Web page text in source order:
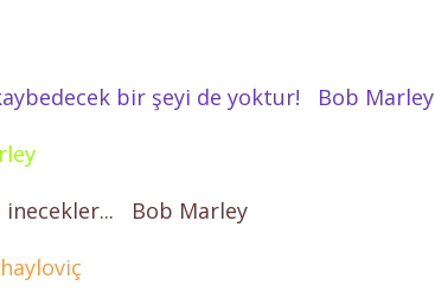
bir şeyi de yoktur! Bob Marley
inecekler... Bob Marley